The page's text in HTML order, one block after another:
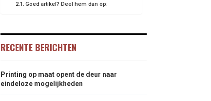
Goed artikel? Deel hem dan op:
RECENTE BERICHTEN
Printing op maat opent de deur naar
eindeloze mogelijkheden